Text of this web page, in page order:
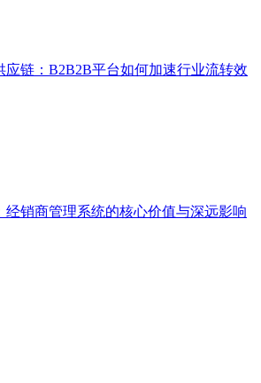
应链：B2B2B平台如何加速行业流转效
经销商管理系统的核心价值与深远影响